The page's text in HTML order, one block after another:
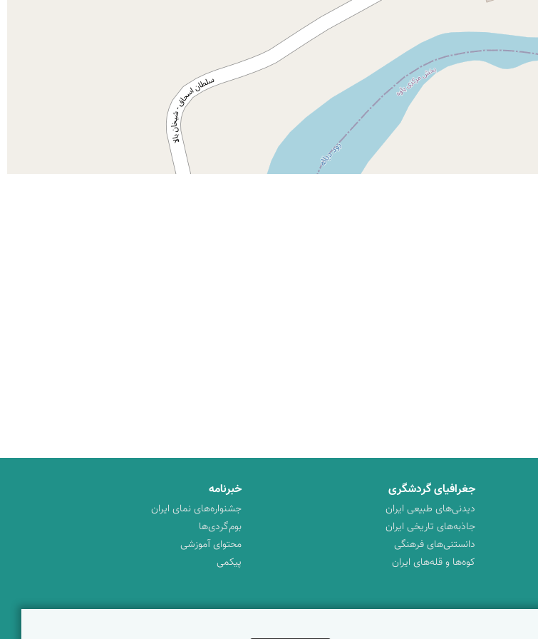
جغرافیای گردشگری
دیدنی‌های طبیعی ایران
جاذبه‌های تاریخی ایران
دانستنی‌های فرهنگی
کوه‌ها و قله‌های ایران
خبرنامه
جشنواره‌های نمای ایران
بوم‌گردی‌ها
محتوای آموزشی
پیکمی